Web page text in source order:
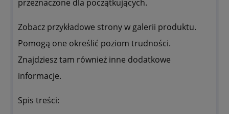
przeznaczone dla początkujących.
Zobacz przykładowe strony w galerii produktu.
Pomogą one określić poziom trudności.
Znajdziesz tam również inne dodatkowe
informacje.
Spis treści: